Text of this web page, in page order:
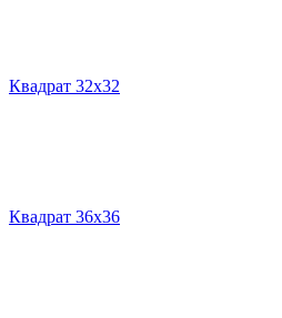
Квадрат 32х32
Квадрат 36х36